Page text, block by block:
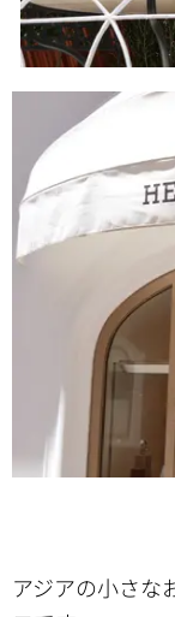
アジアの小さな